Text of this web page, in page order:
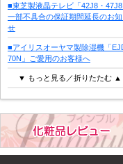
■東芝製液晶テレビ「42J8・47J8
一部不具合の保証期間延長のお知
せ
■アイリスオーヤマ製除湿機「
70N」ご愛用のお客様へ
▼ もっと見る／折りたたむ ▲